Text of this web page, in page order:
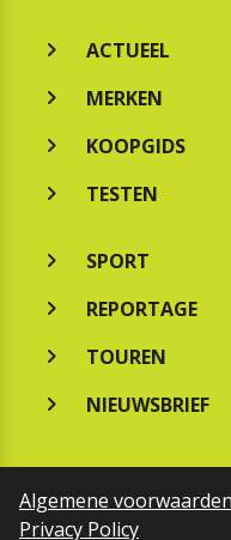
ACTUEEL
MERKEN
KOOPGIDS
TESTEN
SPORT
REPORTAGE
TOUREN
NIEUWSBRIEF
Algemene voorwaarden
Privacy Policy